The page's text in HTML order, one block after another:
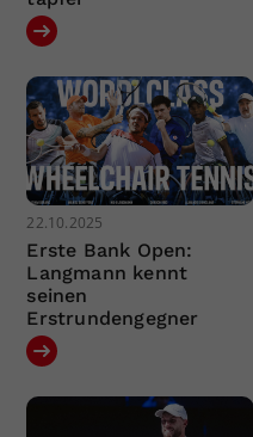
22.10.2025
Erste Bank Open:
Langmann kennt
seinen
Erstrundengegner